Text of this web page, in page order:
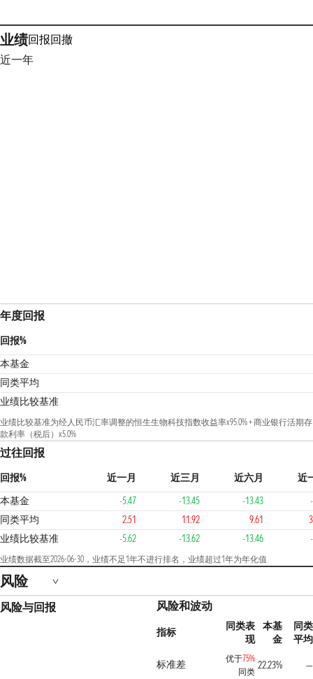
业绩回报回撤
近一年
年度回报
回报%
本基金
同类平均
业绩比较基准
业绩比较基准为经人民币汇率调整的恒生生物科技指数收益率x95.0% + 商业银行活期存
款利率（税后）x5.0%
过往回报
回报% 近一月 近三月 近六月
近
本基金
-5.47 -13.45 -13.43
同类平均
2.51 11.92 9.61
业绩比较基准
-5.62 -13.62 -13.46
业绩数据截至2026-06-30，业绩不足1年不进行排名，业绩超过1年为年化值
风险
风险与回报 风险和波动
指标
同类表
现
本基
金
同类
平均
标准差
优于75%
同类
22.23% —